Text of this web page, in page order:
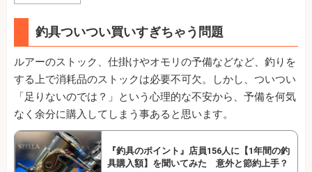
釣具ついつい買いすぎちゃう問題
ルアーのストック、仕掛けやオモリの予備などなど、釣りを
する上で消耗品のストックは必要不可欠。しかし、ついつい
「足りないのでは？」という心理的な不安から、予備を何気
なく余分に購入してしまう事あると思います。
『釣具のポイント』店員156人に【1年間の釣
具購入額】を聞いてみた 意外と節約上手？